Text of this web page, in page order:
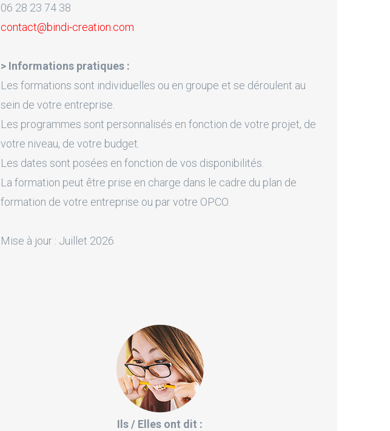
06 28 23 74 38
contact@bindi-creation.com
> Informations pratiques :
Les formations sont individuelles ou en groupe et se déroulent au
sein de votre entreprise.
Les programmes sont personnalisés en fonction de votre projet, de
votre niveau, de votre budget.
Les dates sont posées en fonction de vos disponibilités.
La formation peut être prise en charge dans le cadre du plan de
formation de votre entreprise ou par votre OPCO.
Mise à jour : Juillet 2026
Ils / Elles ont dit :